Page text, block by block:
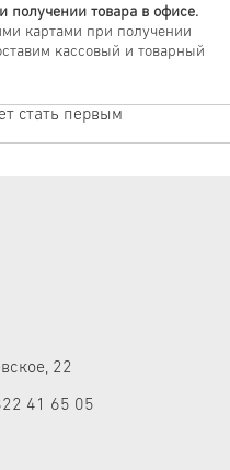
получении товара в офисе.
картами при получении
кассовый и товарный
стать первым
22
41 65 05